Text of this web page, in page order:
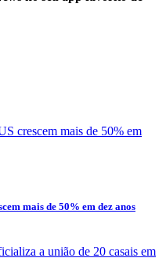
mais de 50% em dez anos